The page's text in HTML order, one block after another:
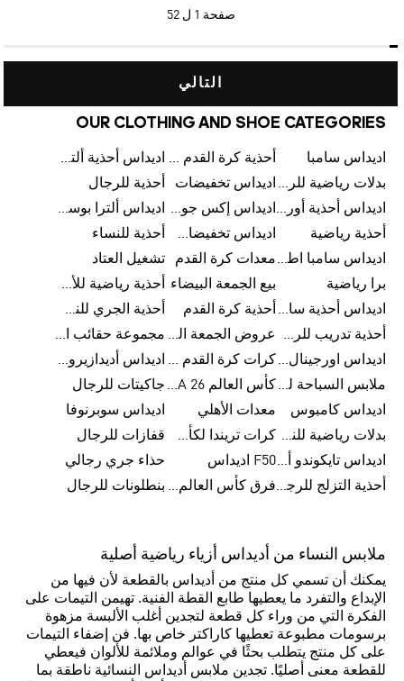
صفحة 1 ل 52
التالي
OUR CLOTHING AND SHOE CATEGORIES
اديداس سامبا أحذية كرة القدم للرجال
اديداس أحذية ألترا بوست للرجال
بدلات رياضية للرجال اديداس تخفيضات
أحذية للرجال
اديداس أحذية أورجينالز
اديداس إكس جود بيلينغهام
اديداس ألترا بوست
أحذية رياضية
اديداس تخفيضات للأطفال
أحذية للنساء
اديداس سامبا اطفالمعدات كرة القدم
تشغيل العتاد
برا رياضية
بيع الجمعة البيضاء
أحذية رياضية للأطفال
اديداس أحذية سامبا للنساء أحذية كرة القدم
أحذية الجري للنساء
أحذية تدريب للرجال
عروض الجمعة البيضاء للرجال
مجموعة حقائب الظهر
اديداس اورجينال ملابس
كرات كرة القدم للرجال
اديداس أديدازيرو معدات الجري
ملابس السباحة للرجال
كأس العالم FIFA 26™ جاكيتات للرجال
اديداس كامبوس
معدات الأهلي
اديداس سوبرنوفا
بدلات رياضية للنساء
كرات تريندا لكأس العالم FIFA 26™
قفازات للرجال
اديداس تايكوندو أورجنالزF50 اديداس
حذاء جري رجالي
أحذية التزلج للرجال
فرق كأس العالم FIFA 26™ بنطلونات للرجال
ملابس النساء من أديداس أزياء رياضية أصلية
يمكنك أن تسمي كل منتج من أديداس بالقطعة لأن فيها من
الإبداع والتفرد ما يعطيها طابع القطة الفنية. تهيمن التيمات على
الفكرة التي من وراء كل قطعة لتجدين أغلب الألبسة مزهوة
برسومات مطبوعة تعطيها كاراكتر خاص بها. فن إضفاء التيمات
على كل منتج يتطلب بحثًا في عوالم وملائمة للألوان فيعطي
للقطعة معنى أصليًا. تجدين ملابس أديداس النسائية ناطقة بما